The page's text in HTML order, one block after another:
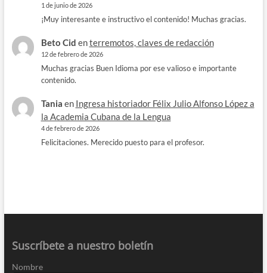
1 de junio de 2026
¡Muy interesante e instructivo el contenido! Muchas gracias.
Beto Cid enterremotos, claves de redacción
12 de febrero de 2026
Muchas gracias Buen Idioma por ese valioso e importante
contenido.
Tania en Ingresa historiador Félix Julio Alfonso López a
la Academia Cubana de la Lengua
4 de febrero de 2026
Felicitaciones. Merecido puesto para el profesor.
Suscríbete a nuestro boletín
Nombre